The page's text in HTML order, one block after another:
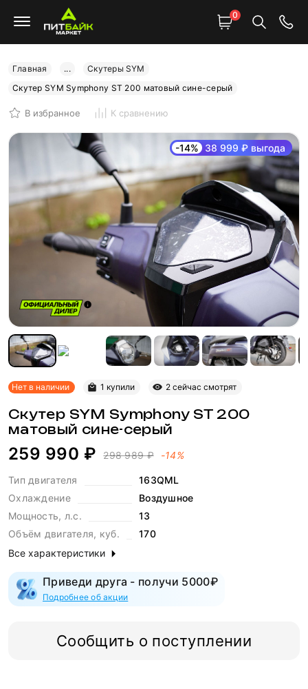
0
Главная ...
Скутеры SYM
Скутер SYM Symphony ST 200 матовый сине-серый
В избранное К сравнению
-14% 38 999 ₽ выгода
Нет в наличии 1 купили 2 сейчас смотрят
Скутер SYM Symphony ST 200
матовый сине-серый
259 990 ₽ 298 989 ₽ -14%
Тип двигателя
163QML
Охлаждение
Воздушное
Мощность, л.с.
13
Объём двигателя, куб.
170
Все характеристики
Приведи друга - получи 5000₽
Подробнее об акции
Сообщить о поступлении